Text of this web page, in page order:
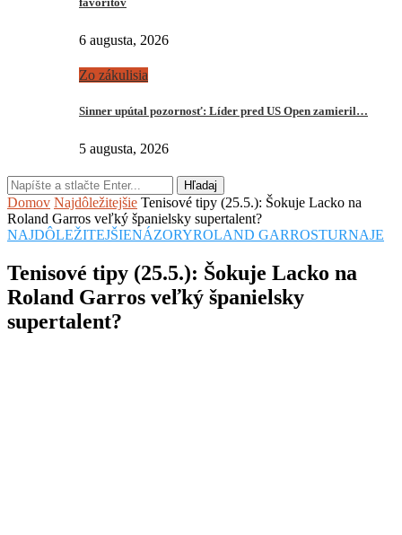
6 augusta, 2026
Zo zákulisia
Sinner upútal pozornosť: Líder pred US Open zamieril…
5 augusta, 2026
Hľadaj
Domov Najdôležitejšie Tenisové tipy (25.5.): Šokuje Lacko na
Roland Garros veľký španielsky supertalent?
NAJDÔLEŽITEJŠIENÁZORYROLAND GARROSTURNAJE
Tenisové tipy (25.5.): Šokuje Lacko na
Roland Garros veľký španielsky
supertalent?